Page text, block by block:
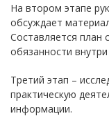
На втором этапе
обсуждает
Составляется план
обязанности
Третий этап –
практическую
информации.